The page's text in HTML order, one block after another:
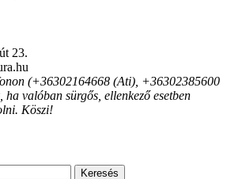
23.
(+36302164668 (Ati), +36302385600
ha valóban sürgős, ellenkező esetben
Köszi!